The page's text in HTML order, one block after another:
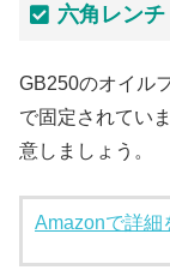
六角レンチ
GB250のオイル
で固定されてい
意しましょう。
Amazonで詳細